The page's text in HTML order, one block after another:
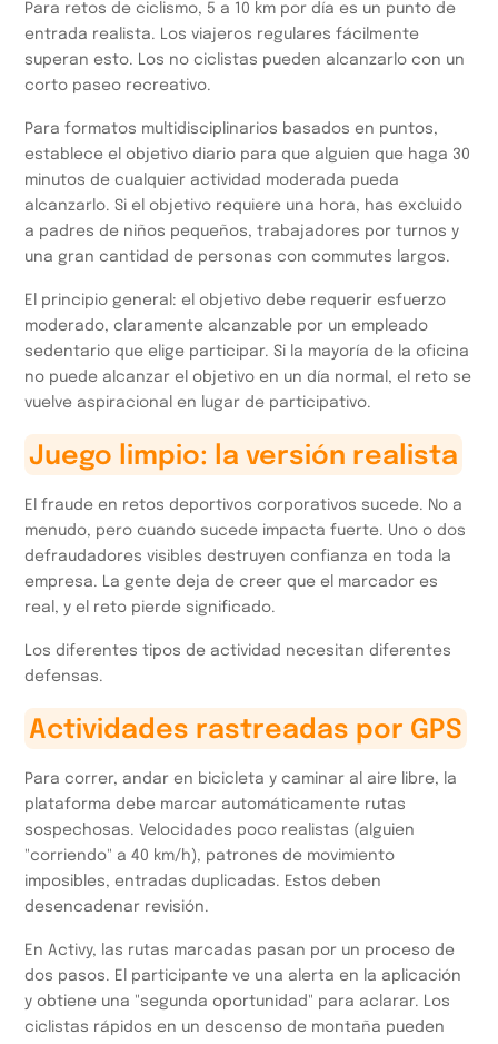
Para retos de ciclismo, 5 a 10 km por día es un punto de
entrada realista. Los viajeros regulares fácilmente
superan esto. Los no ciclistas pueden alcanzarlo con un
corto paseo recreativo.
Para formatos multidisciplinarios basados en puntos,
establece el objetivo diario para que alguien que haga 30
minutos de cualquier actividad moderada pueda
alcanzarlo. Si el objetivo requiere una hora, has excluido
a padres de niños pequeños, trabajadores por turnos y
una gran cantidad de personas con commutes largos.
El principio general: el objetivo debe requerir esfuerzo
moderado, claramente alcanzable por un empleado
sedentario que elige participar. Si la mayoría de la oficina
no puede alcanzar el objetivo en un día normal, el reto se
vuelve aspiracional en lugar de participativo.
Juego limpio: la versión realista
El fraude en retos deportivos corporativos sucede. No a
menudo, pero cuando sucede impacta fuerte. Uno o dos
defraudadores visibles destruyen confianza en toda la
empresa. La gente deja de creer que el marcador es
real, y el reto pierde significado.
Los diferentes tipos de actividad necesitan diferentes
defensas.
Actividades rastreadas por GPS
Para correr, andar en bicicleta y caminar al aire libre, la
plataforma debe marcar automáticamente rutas
sospechosas. Velocidades poco realistas (alguien
"corriendo" a 40 km/h), patrones de movimiento
imposibles, entradas duplicadas. Estos deben
desencadenar revisión.
En Activy, las rutas marcadas pasan por un proceso de
dos pasos. El participante ve una alerta en la aplicación
y obtiene una "segunda oportunidad" para aclarar. Los
ciclistas rápidos en un descenso de montaña pueden